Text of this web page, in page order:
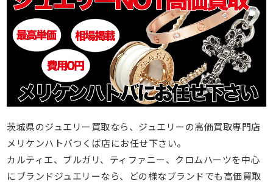
茨城県のジュエリー買取なら、ジュエリーの高価買取専門店
メリケンハトバつくば店にお任せ下さい。
カルティエ、ブルガリ、ティファニー、クロムハーツを中心
にブランドジュエリーなら、どの様なブランドでも高価買取